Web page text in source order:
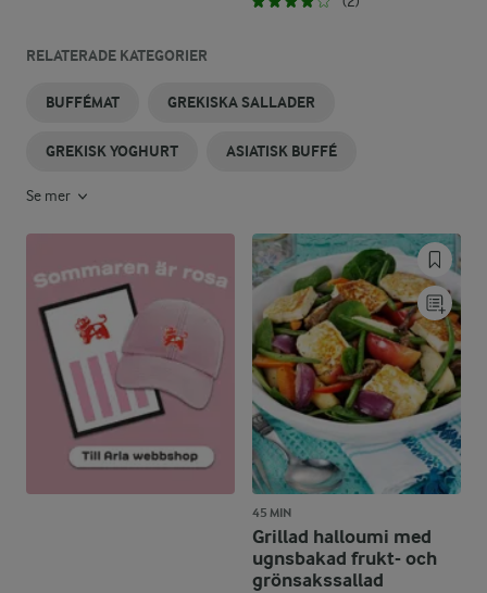
RELATERADE KATEGORIER
BUFFÉMAT GREKISKA SALLADER
GREKISK YOGHURT ASIATISK BUFFÉ
Se mer
45 MIN
Grillad halloumi med
ugnsbakad frukt- och
grönsakssallad